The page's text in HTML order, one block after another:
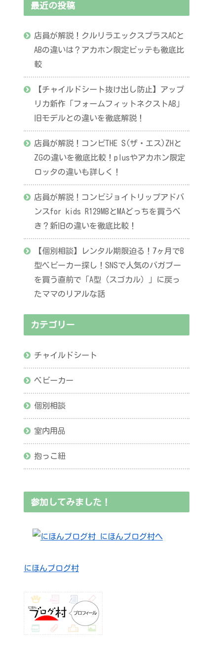
最近の投稿
店員が解説！クルリラエックスプラスACと
ABの違いは？アカホン限定ビッテも徹底比
較
【チャイルドシート抜け出し防止】アップ
リカ新作「フォームフィットネクストAB」
旧モデルとの違いを徹底解説！
店員が解説！コンビTHE S(ザ・エス)ZHと
ZGの違いを徹底比較！plusやアカホン限定
ロッタの違いも詳しく！
店員が解説！コンビジョイトリップアドバ
ンスfor kids R129MBとMAどっちを買うべ
き？新旧の違いを徹底比較！
【個別相談】レンタル期限迫る！7ヶ月でB
型ベビーカー探し！SNSで人気のバガブー
を買う直前で「A型（スゴカル）」に戻っ
たママのリアルな話
カテゴリー
チャイルドシート
ベビーカー
個別相談
室内用品
抱っこ紐
参加してみました！
にほんブログ村